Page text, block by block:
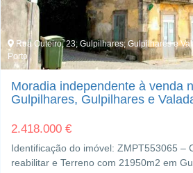
Rua Outeiro, 23; Gulpilhares; Gulpilhares e
Porto
Moradia independente à venda
Gulpilhares, Gulpilhares e
2.418.000 €
Identificação do imóvel: ZMPT553065 –
reabilitar e Terreno com 21950m2 em